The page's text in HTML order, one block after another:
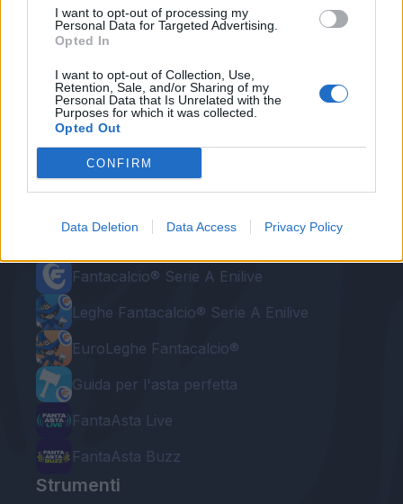
I want to opt-out of processing my
Personal Data for Targeted Advertising.
Opted In
I want to opt-out of Collection, Use,
Retention, Sale, and/or Sharing of my
Personal Data that Is Unrelated with the
Purposes for which it was collected.
Opted Out
CONFIRM
Data Deletion Data Access Privacy Policy
Autore
Redazione Fantacalcio.it
Le nostre app
Fantacalcio® Serie A Enilive
Leghe Fantacalcio® Serie A Enilive
EuroLeghe Fantacalcio®
Guida per l'asta perfetta
FantaAsta Live
FantaAsta Buzz
Strumenti